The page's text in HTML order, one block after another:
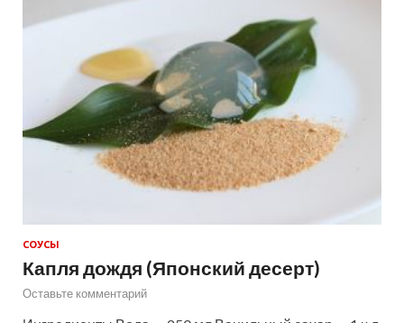
СОУСЫ
Капля дождя (Японский десерт)
Оставьте комментарий